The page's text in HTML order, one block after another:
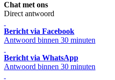
Chat met ons
Direct antwoord
Bericht via Facebook
Antwoord binnen 30 minuten
Bericht via WhatsApp
Antwoord binnen 30 minuten